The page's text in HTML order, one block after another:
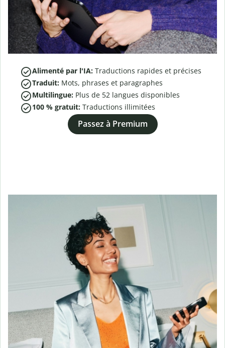
Alimenté par l'IA: Traductions rapides et précises
Traduit: Mots, phrases et paragraphes
Multilingue: Plus de 52 langues disponibles
100 % gratuit: Traductions illimitées
Passez à Premium